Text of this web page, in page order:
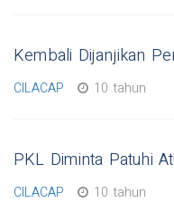
Kembali Dijanjikan
CILACAP 10 tahun
PKL Diminta Patuhi
CILACAP 10 tahun